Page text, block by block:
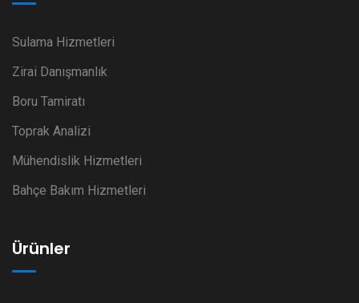
Sulama Hizmetleri
Zirai Danışmanlık
Boru Tamiratı
Toprak Analizi
Mühendislik Hizmetleri
Bahçe Bakım Hizmetleri
Ürünler